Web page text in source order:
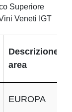
Superiore
Veneti IGT
Descrizione
area
EUROPA